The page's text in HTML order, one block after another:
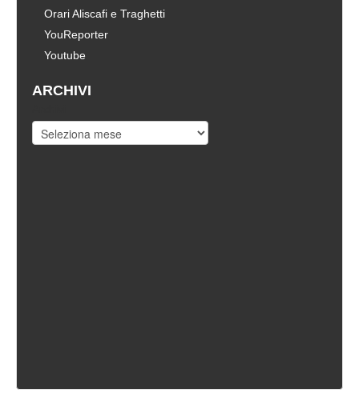
Orari Aliscafi e Traghetti
YouReporter
Youtube
ARCHIVI